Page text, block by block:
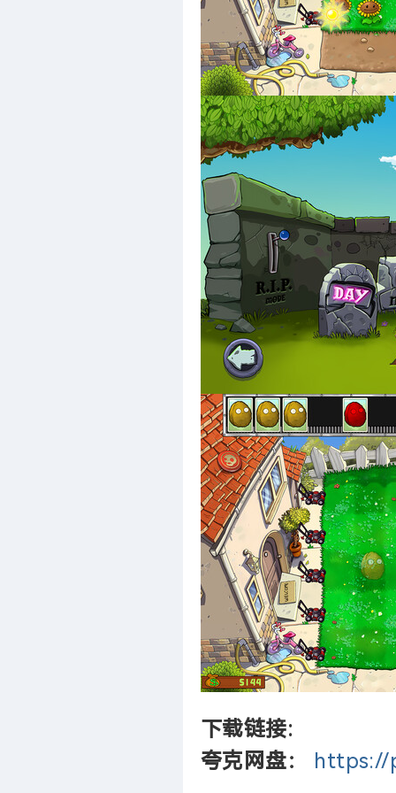
下载链接:
夸克网盘：
https://